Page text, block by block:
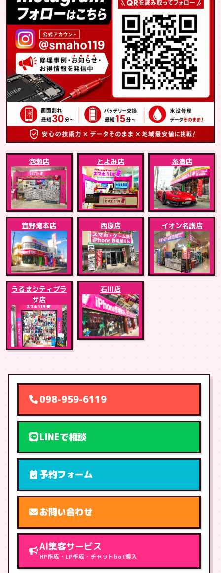
泡瀬店 とよみ店 糸満店
宜野湾本店 西原店 イオン名護店
うるまシティプラ
ザ店
石川店
098-959-6119
LINEで相談
予約フォーム
お問い合わせ
AI集客サービス
HP作成・LP作成・チャットbot導入